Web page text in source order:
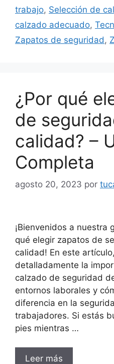
trabajo, Selección de
calzado adecuado,
Zapatos de seguridad ,
¿Por qué
de
calidad? –
Completa
agosto 20, 2023 por
¡Bienvenidos a nuestra
qué elegir zapatos de
calidad! En este
detalladamente la
calzado de seguridad
entornos laborales y
diferencia en la
trabajadores. Si estás
pies mientras …
Leer más